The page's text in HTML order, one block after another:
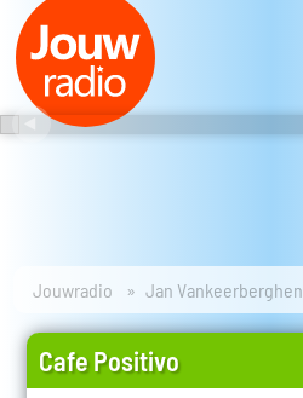
Jouwradio Jan Vankeerberghen
Cafe Positivo